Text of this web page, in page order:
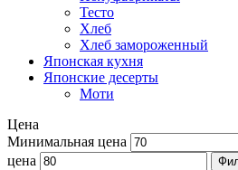
Тесто
Хлеб
Хлеб замороженный
Японская кухня
Японские десерты
Моти
Цена
Минимальная цена
цена